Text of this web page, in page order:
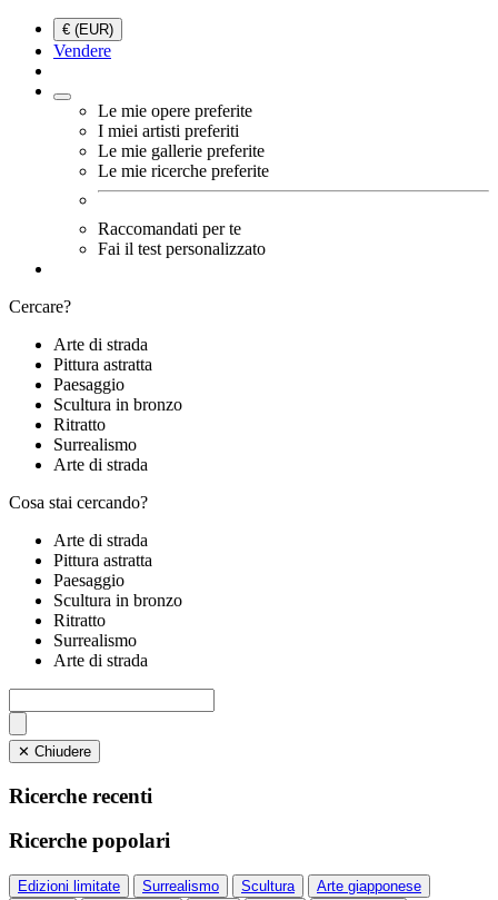
€ (EUR)
Vendere
Le mie opere preferite
I miei artisti preferiti
Le mie gallerie preferite
Le mie ricerche preferite
Raccomandati per te
Fai il test personalizzato
Cercare?
Arte di strada
Pittura astratta
Paesaggio
Scultura in bronzo
Ritratto
Surrealismo
Arte di strada
Cosa stai cercando?
Arte di strada
Pittura astratta
Paesaggio
Scultura in bronzo
Ritratto
Surrealismo
Arte di strada
✕ Chiudere
Ricerche recenti
Ricerche popolari
Edizioni limitate Surrealismo Scultura
Arte giapponese